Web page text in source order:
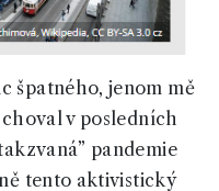
špatného, jenom mě
v posledních
pandemie
tento aktivistický